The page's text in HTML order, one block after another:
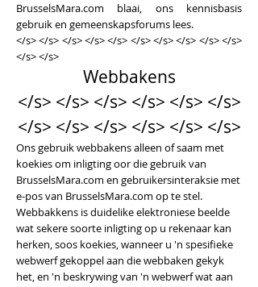
BrusselsMara.com blaai, ons kennisbasis
gebruik en gemeenskapsforums lees.
</s> </s> </s> </s> </s> </s> </s> </s> </s> </s>
</s> </s>
Webbakens
</s> </s> </s> </s> </s> </s>
</s> </s> </s> </s> </s> </s>
Ons gebruik webbakens alleen of saam met
koekies om inligting oor die gebruik van
BrusselsMara.com en gebruikersinteraksie met
e-pos van BrusselsMara.com op te stel.
Webbakkens is duidelike elektroniese beelde
wat sekere soorte inligting op u rekenaar kan
herken, soos koekies, wanneer u 'n spesifieke
webwerf gekoppel aan die webbaken gekyk
het, en 'n beskrywing van 'n webwerf wat aan